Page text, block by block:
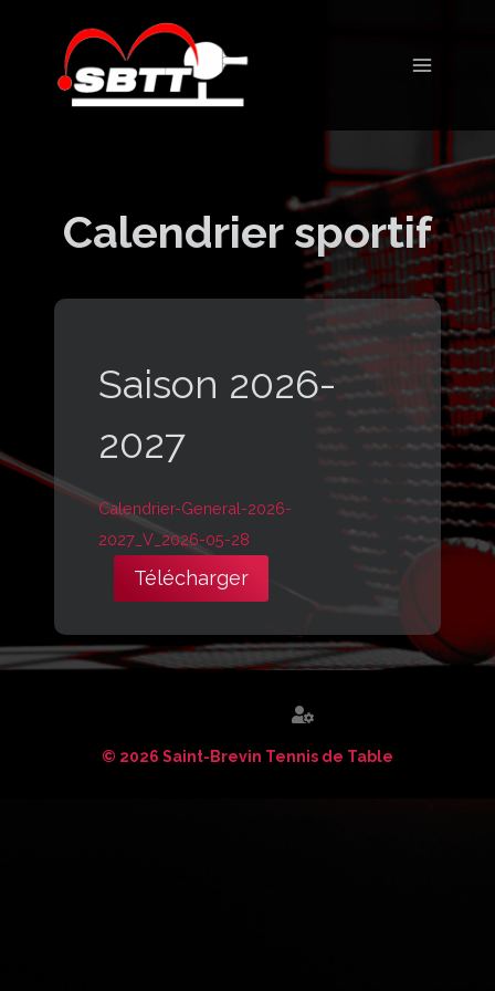
contenu
Calendrier sportif
Saison 2026-
2027
Calendrier-General-2026-
2027_V_2026-05-28
Télécharger
© 2026 Saint-Brevin Tennis de Table